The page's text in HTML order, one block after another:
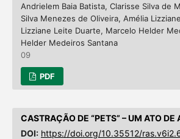
Andrielem Baia Batista, Clarisse Silva de
Silva Menezes de Oliveira, Amélia
Lizziane Leite Duarte, Marcelo Helder
Helder Medeiros Santana
09
PDF
CASTRAÇÃO DE “PETS” – UM ATO DE
DOI: https://doi.org/10.35512/